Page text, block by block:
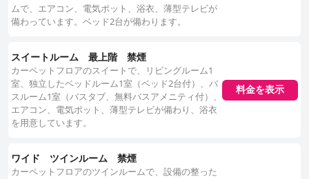
ムで、エアコン、電気ポット、浴衣、薄型テレビが
備わっています。ベッド2台が備わります。
スイートルーム 最上階 禁煙
カーペットフロアのスイートで、リビングルーム1
室、独立したベッドルーム1室（ベッド2台付）、バ
スルーム1室（バスタブ、無料バスアメニティ付）、
エアコン、電気ポット、薄型テレビが備わり、浴衣
を用意しています。
料金を表示
ワイド ツインルーム 禁煙
カーペットフロアのツインルームで、設備の整った